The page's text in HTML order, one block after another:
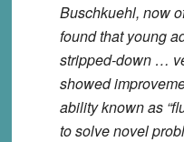
Buschkuehl, now
found that young
stripped-down …
showed
ability known as
to solve novel